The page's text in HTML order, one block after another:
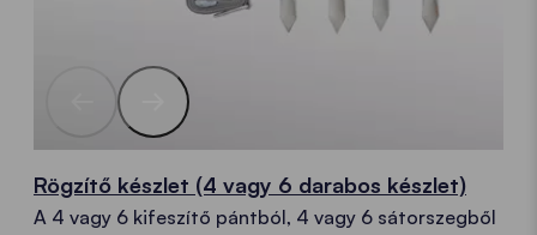
Rögzítő készlet (4 vagy 6 darabos készlet)
A 4 vagy 6 kifeszítő pántból, 4 vagy 6 sátorszegből